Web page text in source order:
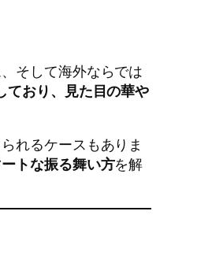
そして海外ならでは
ており、見た目の華や
れるケースもありま
トな振る舞い方を解